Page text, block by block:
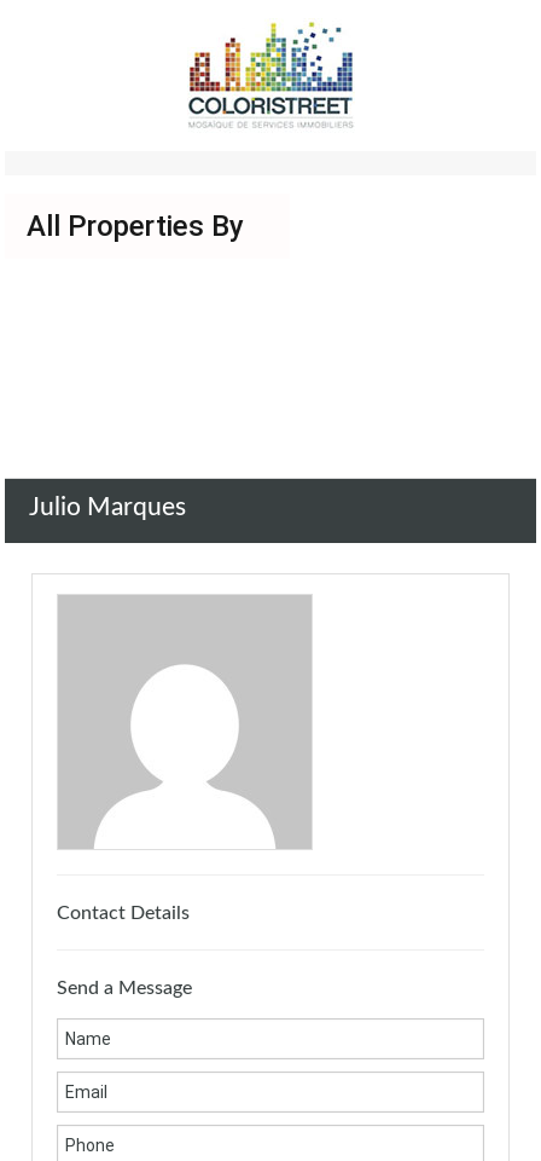
All Properties By
Julio Marques
Contact Details
Send a Message